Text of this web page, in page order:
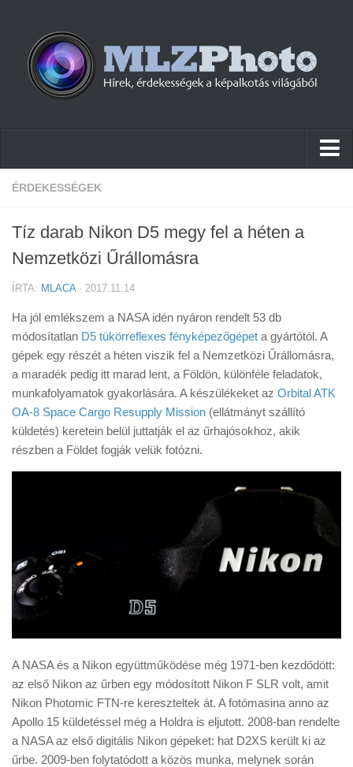
Hírek
Cikkek
Tudástár
Tanácsok
Érdekességek
Helyszíni Riport
E-BB
ÉRDEKESSÉGEK
Tíz darab Nikon D5 megy fel a héten a
Nemzetközi Űrállomásra
ÍRTA: MLACA· 2017.11.14
Ha jól emlékszem a NASA idén nyáron rendelt 53 db
módosítatlan D5 tükörreflexes fényképezőgépet a gyártótól. A
gépek egy részét a héten viszik fel a Nemzetközi Űrállomásra,
a maradék pedig itt marad lent, a Földön, különféle feladatok,
munkafolyamatok gyakorlására. A készülékeket az Orbital ATK
OA-8 Space Cargo Resupply Mission (ellátmányt szállító
küldetés) keretein belül juttatják el az űrhajósokhoz, akik
részben a Földet fogják velük fotózni.
A NASA és a Nikon együttműködése még 1971-ben kezdődött:
az első Nikon az űrben egy módosított Nikon F SLR volt, amit
Nikon Photomic FTN-re kereszteltek át. A fotómasina anno az
Apollo 15 küldetéssel még a Holdra is eljutott. 2008-ban rendelte
a NASA az első digitális Nikon gépeket: hat D2XS került ki az
űrbe. 2009-ben folytatódott a közös munka, melynek során